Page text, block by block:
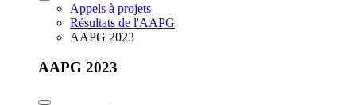
Appels à projets
Résultats de l'AAPG
AAPG 2023
AAPG 2023